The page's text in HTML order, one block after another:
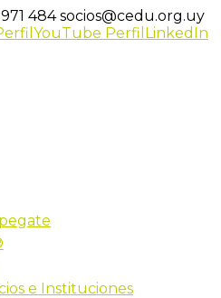
484socios@cedu.org.uy
YouTube Perfil LinkedIn
e Instituciones